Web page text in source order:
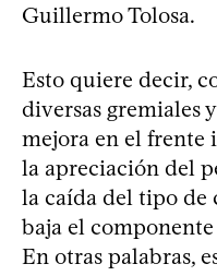
Guillermo Tolosa.
Esto quiere decir,
diversas gremiales
mejora en el frente
la apreciación del
la caída del tipo de
baja el
En otras palabras,